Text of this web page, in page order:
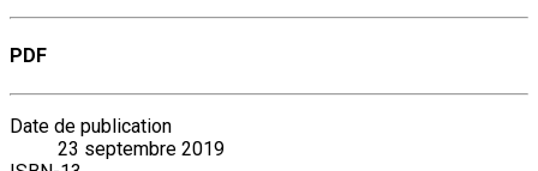
PDF
Date de publication
23 septembre 2019